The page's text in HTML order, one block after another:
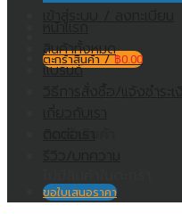
ตะกร้าสินค้า /฿0.00
ไม่มีสินค้าในตะกร้า
สินค้าทั้งหมด
แบรนด์
วิธีการสั่งซื้อ/แจ้งชำระเงิน
ขอใบเสนอราคา